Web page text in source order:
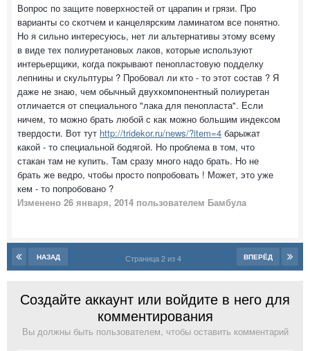
Вопрос по защите поверхностей от царапин и грязи. Про
варианты со скотчем и канцелярским ламинатом все понятно.
Но я сильно интересуюсь, нет ли альтернативы этому всему
в виде тех полиуретановых лаков, которые используют
интерьерщики, когда покрывают пенопластовую подделку
лепнины и скульптуры ? Пробовал ли кто - то этот состав ? Я
даже не знаю, чем обычный двухкомпонентный полиуретан
отличается от специального "лака для пенопласта". Если
ничем, то можно брать любой с как можно большим индексом
твердости. Вот тут http://tridekor.ru/news/?item=4 барыжат
какой - то специальной бодягой. Но проблема в том, что
стакан там не купить. Там сразу много надо брать. Но не
брать же ведро, чтобы просто попробовать ! Может, это уже
кем - то попробовано ?
Изменено 26 января, 2014 пользователем Бамбула
НАЗАД ВПЕРЁД
Страница 2 из 4
Создайте аккаунт или войдите в него для
комментирования
Вы должны быть пользователем, чтобы оставить комментарий